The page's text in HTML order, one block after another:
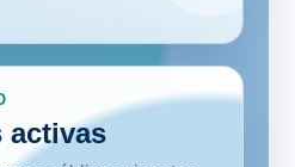
activas
públicas vigentes
Vicente, con acceso